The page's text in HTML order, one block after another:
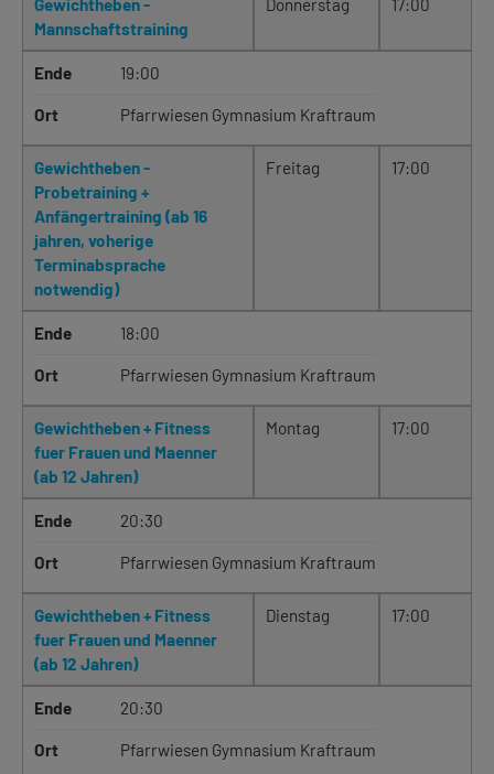
Gewichtheben -
Mannschaftstraining
Donnerstag 17:00
Ende 19:00
Ort Pfarrwiesen Gymnasium Kraftraum
Gewichtheben -
Probetraining +
Anfängertraining (ab 16
jahren, voherige
Terminabsprache
notwendig)
Freitag 17:00
Ende 18:00
Ort Pfarrwiesen Gymnasium Kraftraum
Gewichtheben + Fitness
fuer Frauen und Maenner
(ab 12 Jahren)
Montag 17:00
Ende 20:30
Ort Pfarrwiesen Gymnasium Kraftraum
Gewichtheben + Fitness
fuer Frauen und Maenner
(ab 12 Jahren)
Dienstag 17:00
Ende 20:30
Ort Pfarrwiesen Gymnasium Kraftraum